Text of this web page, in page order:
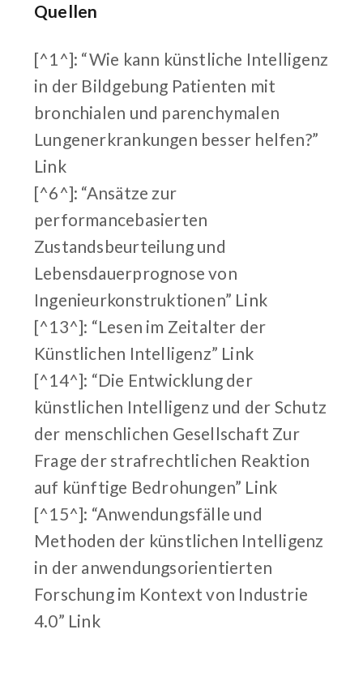
Quellen
[^1^]: “Wie kann künstliche Intelligenz
in der Bildgebung Patienten mit
bronchialen und parenchymalen
Lungenerkrankungen besser helfen?”
Link
[^6^]: “Ansätze zur
performancebasierten
Zustandsbeurteilung und
Lebensdauerprognose von
Ingenieurkonstruktionen” Link
[^13^]: “Lesen im Zeitalter der
Künstlichen Intelligenz” Link
[^14^]: “Die Entwicklung der
künstlichen Intelligenz und der Schutz
der menschlichen Gesellschaft Zur
Frage der strafrechtlichen Reaktion
auf künftige Bedrohungen” Link
[^15^]: “Anwendungsfälle und
Methoden der künstlichen Intelligenz
in der anwendungsorientierten
Forschung im Kontext von Industrie
4.0” Link